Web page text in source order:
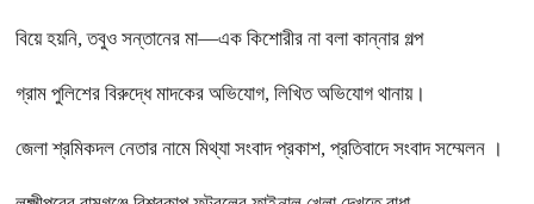
বিয়ে হয়নি, তবুও সন্তানের মা—এক কিশোরীর না বলা কান্নার গল্প
গ্রাম পুলিশের বিরুদ্ধে মাদকের অভিযোগ, লিখিত অভিযোগ থানায়।
জেলা শ্রমিকদল নেতার নামে মিথ্যা সংবাদ প্রকাশ, প্রতিবাদে সংবাদ সম্মেলন ।